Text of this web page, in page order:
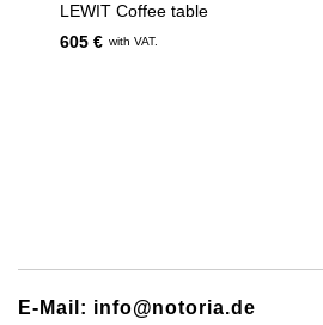
LEWIT Coffee table
605 € with VAT.
E-Mail: info@notoria.de